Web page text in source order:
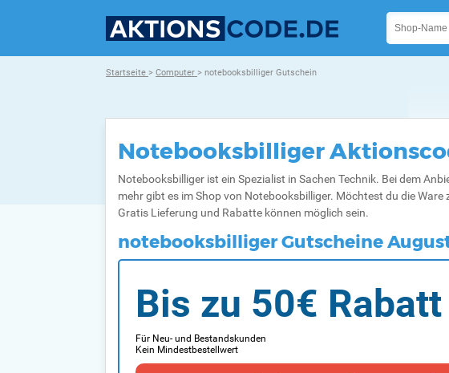
Startseite > Computer > notebooksbilliger Gutschein
Notebooksbilliger
Notebooksbilliger ist ein Spezialist in Sachen Technik. Bei dem
mehr gibt es im Shop von Notebooksbilliger. Möchtest du die
Gratis Lieferung und Rabatte können möglich sein.
notebooksbilliger Gutscheine
Bis zu 50€ Rabatt
Für Neu- und Bestandskunden
Kein Mindestbestellwert